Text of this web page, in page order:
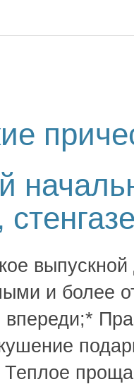
и более
впереди;*
Теплое